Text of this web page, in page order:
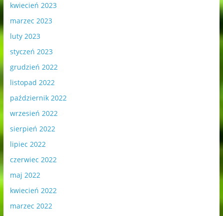
kwiecień 2023
marzec 2023
luty 2023
styczeń 2023
grudzień 2022
listopad 2022
październik 2022
wrzesień 2022
sierpień 2022
lipiec 2022
czerwiec 2022
maj 2022
kwiecień 2022
marzec 2022